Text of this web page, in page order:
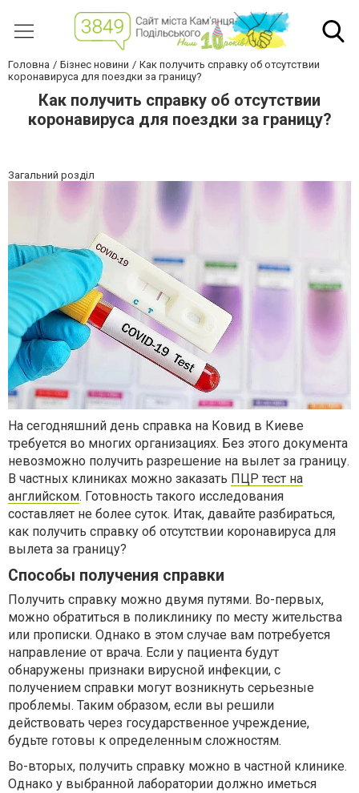
Головна Бізнес новини
Как получить справку об отсутствии
коронавируса для поездки за границу?
Как получить справку об отсутствии
коронавируса для поездки за границу?
Загальний розділ
На сегодняшний день справка на Ковид в Киеве
требуется во многих организациях. Без этого документа
невозможно получить разрешение на вылет за границу.
В частных клиниках можно заказать ПЦР тест на
английском. Готовность такого исследования
составляет не более суток. Итак, давайте разбираться,
как получить справку об отсутствии коронавируса для
вылета за границу?
Способы получения справки
Получить справку можно двумя путями. Во-первых,
можно обратиться в поликлинику по месту жительства
или прописки. Однако в этом случае вам потребуется
направление от врача. Если у пациента будут
обнаружены признаки вирусной инфекции, с
получением справки могут возникнуть серьезные
проблемы. Таким образом, если вы решили
действовать через государственное учреждение,
будьте готовы к определенным сложностям.
Во-вторых, получить справку можно в частной клинике.
Однако у выбранной лаборатории должно иметься